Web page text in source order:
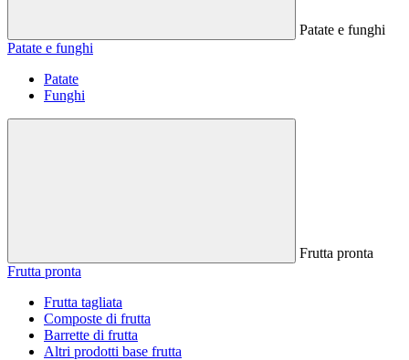
Patate e funghi
Patate e funghi
Patate
Funghi
Frutta pronta
Frutta pronta
Frutta tagliata
Composte di frutta
Barrette di frutta
Altri prodotti base frutta